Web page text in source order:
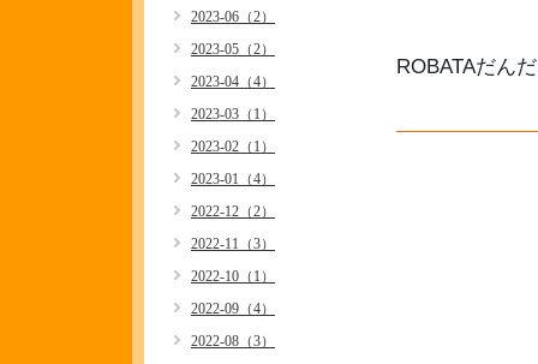
ROBATAだん
2023-06（2）
2023-05（2）
2023-04（4）
2023-03（1）
2023-02（1）
2023-01（4）
2022-12（2）
2022-11（3）
2022-10（1）
2022-09（4）
2022-08（3）